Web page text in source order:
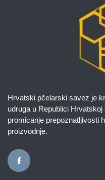
Hrvatski pčelarski savez je
udruga u Republici
promicanje prepoznatljivosti
proizvodnje.